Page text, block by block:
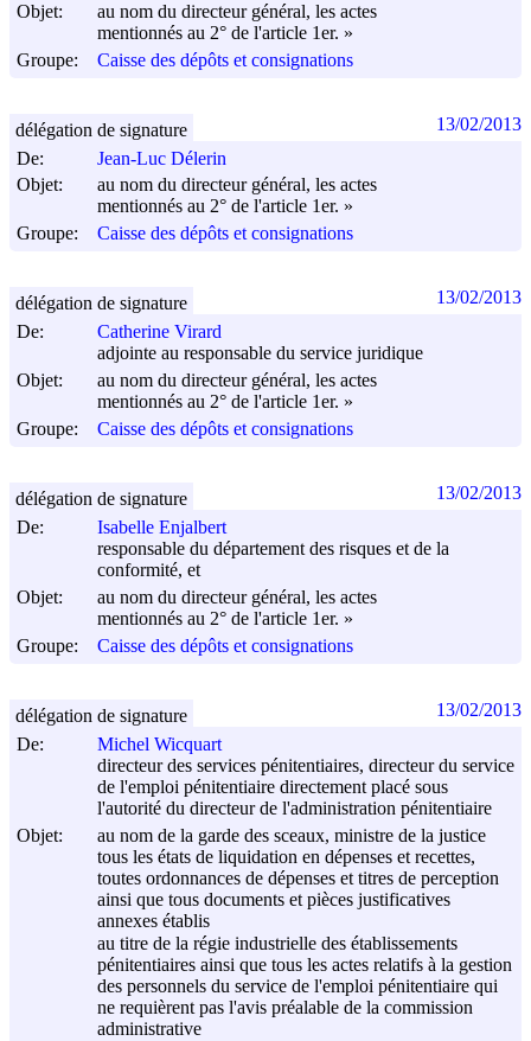
Objet:
au nom du directeur général, les actes
mentionnés au 2° de l'article 1er. »
Groupe:
Caisse des dépôts et consignations
De:
Jean-Luc Délerin
Objet:
au nom du directeur général, les actes
mentionnés au 2° de l'article 1er. »
Groupe:
Caisse des dépôts et consignations
délégation de signature 13/02/2013
De:
Catherine Virard
adjointe au responsable du service juridique
Objet:
au nom du directeur général, les actes
mentionnés au 2° de l'article 1er. »
Groupe:
Caisse des dépôts et consignations
délégation de signature 13/02/2013
De:
Isabelle Enjalbert
responsable du département des risques et de la
conformité, et
Objet:
au nom du directeur général, les actes
mentionnés au 2° de l'article 1er. »
Groupe:
Caisse des dépôts et consignations
délégation de signature 13/02/2013
De:
Michel Wicquart
directeur des services pénitentiaires, directeur du service
de l'emploi pénitentiaire directement placé sous
l'autorité du directeur de l'administration pénitentiaire
Objet:
au nom de la garde des sceaux, ministre de la justice
tous les états de liquidation en dépenses et recettes,
toutes ordonnances de dépenses et titres de perception
ainsi que tous documents et pièces justificatives
annexes établis
au titre de la régie industrielle des établissements
pénitentiaires ainsi que tous les actes relatifs à la gestion
des personnels du service de l'emploi pénitentiaire qui
ne requièrent pas l'avis préalable de la commission
administrative
délégation de signature 13/02/2013